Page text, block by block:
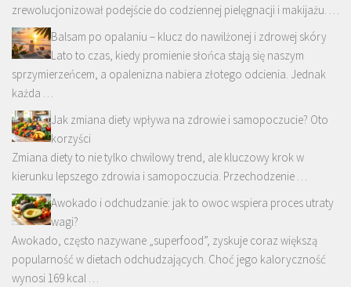
zrewolucjonizował podejście do codziennej pielęgnacji i makijażu. …
Balsam po opalaniu – klucz do nawilżonej i zdrowej skóry
Lato to czas, kiedy promienie słońca stają się naszym
sprzymierzeńcem, a opalenizna nabiera złotego odcienia. Jednak
każda …
Jak zmiana diety wpływa na zdrowie i samopoczucie? Oto
korzyści
Zmiana diety to nie tylko chwilowy trend, ale kluczowy krok w
kierunku lepszego zdrowia i samopoczucia. Przechodzenie …
Awokado i odchudzanie: jak to owoc wspiera proces utraty
wagi?
Awokado, często nazywane „superfood”, zyskuje coraz większą
popularność w dietach odchudzających. Choć jego kaloryczność
wynosi 169 kcal …